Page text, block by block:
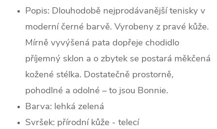
Popis: Dlouhodobě nejprodávanější tenisky v
moderní černé barvě. Vyrobeny z pravé kůže.
Mírně vyvýšená pata dopřeje chodidlo
příjemný sklon a o zbytek se postará měkčená
kožené stélka. Dostatečně prostorně,
pohodlné a odolné – to jsou Bonnie.
Barva: lehká zelená
Svršek: přírodní kůže - telecí